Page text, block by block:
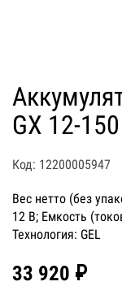
GX 12-150
Код: 12200005947
Вес нетто (без
12 В; Емкость
Технология: GEL
33 920 ₽